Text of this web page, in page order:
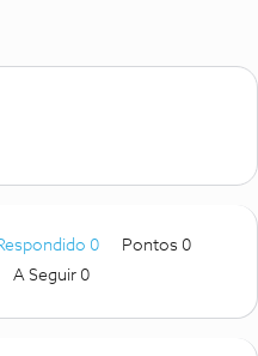
0
Pontos 0
A Seguir 0